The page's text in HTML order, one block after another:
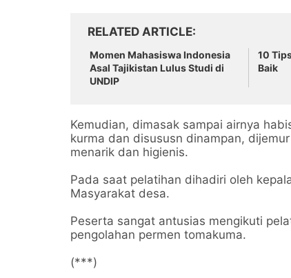
RELATED ARTICLE
Momen Mahasiswa Indonesia
Asal Tajikistan Lulus Studi di
UNDIP
10
Baik
Kemudian, dimasak sampai airnya
kurma dan disususn dinampan,
menarik dan higienis.
Pada saat pelatihan dihadiri oleh
Masyarakat desa.
Peserta sangat antusias mengikuti
pengolahan permen tomakuma.
(***)